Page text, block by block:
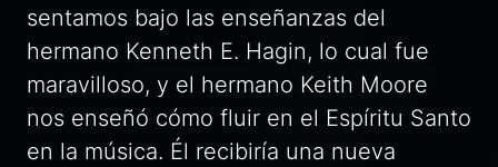
sentamos bajo las enseñanzas del
hermano Kenneth E. Hagin, lo cual fue
maravilloso, y el hermano Keith Moore
nos enseñó cómo fluir en el Espíritu Santo
en la música. Él recibiría una nueva